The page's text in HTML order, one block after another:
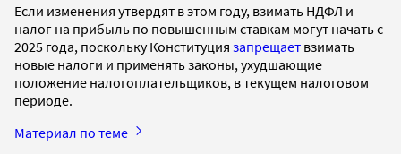
Если изменения утвердят в этом году, взимать НДФЛ и
налог на прибыль по повышенным ставкам могут начать с
2025 года, поскольку Конституция запрещает взимать
новые налоги и применять законы, ухудшающие
положение налогоплательщиков, в текущем налоговом
периоде.
Материал по теме